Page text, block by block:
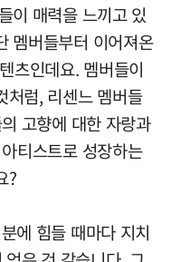
이 매력을 느끼고 있
멤버들부터 이어져온
츠인데요. 멤버들이
처럼, 리센느 멤버들
고향에 대한 자랑과
티스트로 성장하는
?
에 힘들 때마다 지치